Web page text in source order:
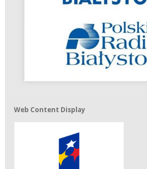
Web Content Display
Web Content Display